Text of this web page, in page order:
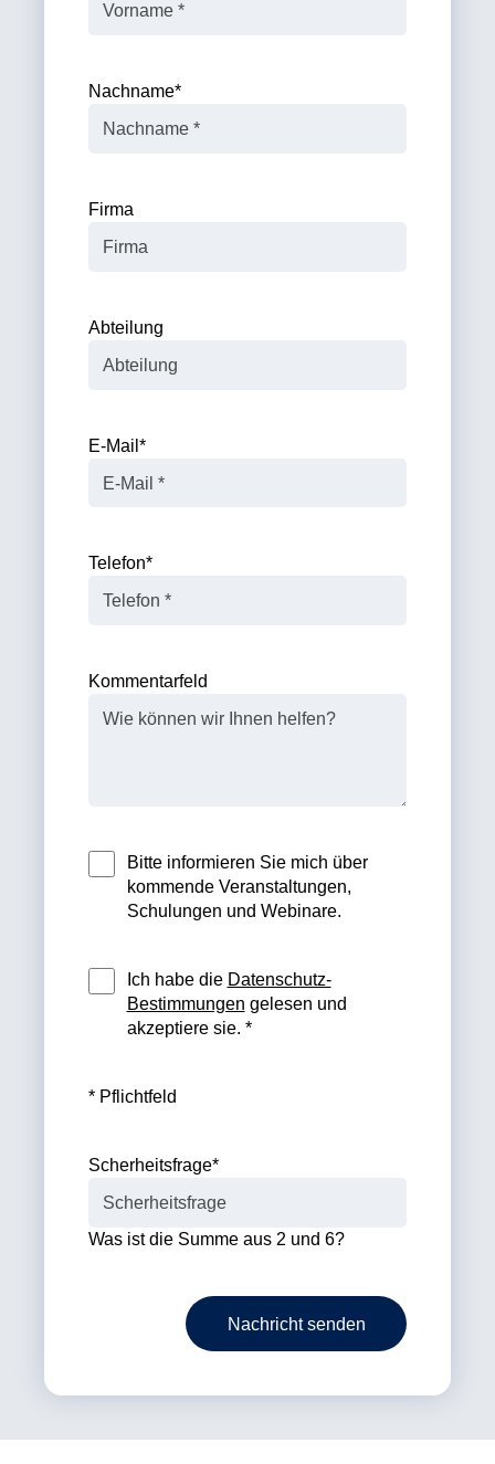
Nachname*
Firma
Abteilung
E-Mail *
Telefon*
Kommentarfeld
Bitte informieren Sie mich über
kommende Veranstaltungen,
Schulungen und Webinare.
Ich habe die Datenschutz-
Bestimmungen gelesen und
akzeptiere sie. *
* Pflichtfeld
Scherheitsfrage*
Was ist die Summe aus 2 und 6?
Nachricht senden